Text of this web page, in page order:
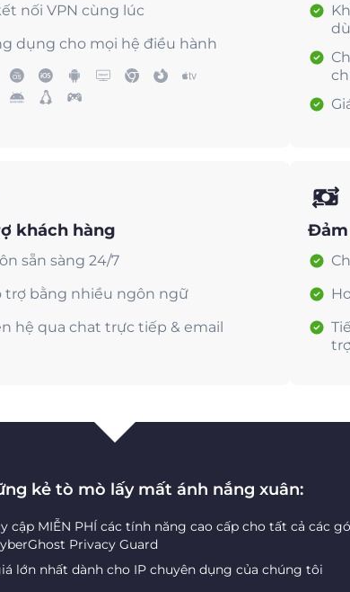
nối VPN cùng lúc
dụng cho mọi hệ điều hành
khách hàng
sẵn sàng 24/7
trợ bằng nhiều ngôn ngữ
hệ qua chat trực tiếp & email
Đảm
kẻ tò mò lấy mất ánh nắng xuân:
cập MIỄN PHÍ các tính năng cao cấp cho tất cả các
Privacy Guard
lớn nhất dành cho IP chuyên dụng của chúng tôi